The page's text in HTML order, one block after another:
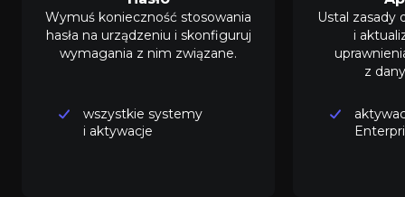
Wymuś konieczność stosowania
hasła na urządzeniu i skonfiguruj
wymagania z nim związane.
wszystkie systemy
i aktywacje
Ustal zasady
i
z